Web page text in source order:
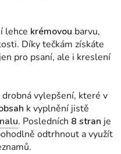
lehce krémovou barvu,
Díky tečkám získáte
pro psaní, ale i kreslení
vylepšení, které v
k vyplnění jistě
. Posledních 8 stran je
odtrhnout a využít